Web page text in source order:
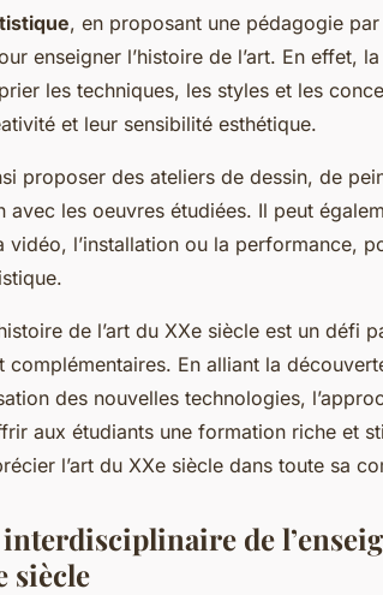
, en proposant une pédagogie
enseigner l’histoire de l’art. En effet,
les techniques, les styles et les
et leur sensibilité esthétique.
proposer des ateliers de dessin, de
avec les oeuvres étudiées. Il peut
vidéo, l’installation ou la performance,
de l’art du XXe siècle est un défi
complémentaires. En alliant la
des nouvelles technologies,
aux étudiants une formation riche et
l’art du XXe siècle dans toute sa
de
siècle